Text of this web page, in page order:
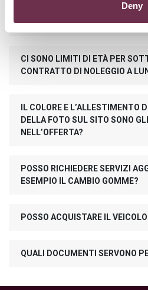
Deny
COSA SUCCEDE SE SUPERO I
CONTRATTO?
CI SONO LIMITI DI ETÀ PER
CONTRATTO DI NOLEGGIO A
IL COLORE E L’ALLESTIMENTO
DELLA FOTO SUL SITO SONO
NELL’OFFERTA?
POSSO RICHIEDERE SERVIZI
ESEMPIO IL CAMBIO GOMME?
POSSO ACQUISTARE IL
QUALI DOCUMENTI SERVONO